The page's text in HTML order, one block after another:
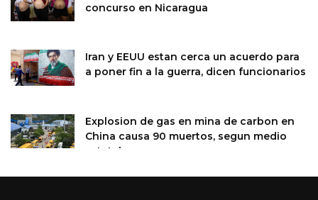
concurso en Nicaragua
Iran y EEUU estan cerca un acuerdo para
a poner fin a la guerra, dicen funcionarios
Explosion de gas en mina de carbon en
China causa 90 muertos, segun medio
estatal